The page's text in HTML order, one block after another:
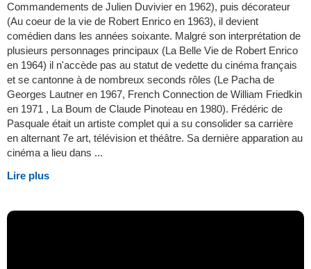
Commandements de Julien Duvivier en 1962), puis décorateur
(Au coeur de la vie de Robert Enrico en 1963), il devient
comédien dans les années soixante. Malgré son interprétation de
plusieurs personnages principaux (La Belle Vie de Robert Enrico
en 1964) il n'accède pas au statut de vedette du cinéma français
et se cantonne à de nombreux seconds rôles (Le Pacha de
Georges Lautner en 1967, French Connection de William Friedkin
en 1971 , La Boum de Claude Pinoteau en 1980). Frédéric de
Pasquale était un artiste complet qui a su consolider sa carrière
en alternant 7e art, télévision et théâtre. Sa dernière apparation au
cinéma a lieu dans ...
Lire plus